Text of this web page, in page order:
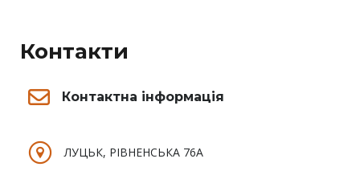
Контакти
Контактна інформація
ЛУЦЬК, РІВНЕНСЬКА 76А